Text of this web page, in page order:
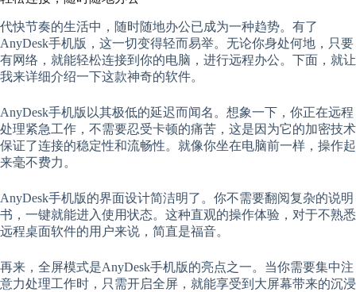
代快节奏的生活中，随时随地办公已成为一种趋势。有了
AnyDesk手机版，这一切变得轻而易举。无论你身处何地，只要
有网络，就能轻松连接到你的电脑，进行远程办公。下面，就让
我来详细介绍一下这款神奇的软件。
AnyDesk手机版以其极低的延迟而闻名。想象一下，你正在远程
处理紧急工作，不需要忍受卡顿的痛苦，这是因为它的加密技术
保证了连接的稳定性和流畅性。就像你坐在电脑前一样，操作起
来毫不费力。
AnyDesk手机版的界面设计简洁明了。你不需要翻阅复杂的说明
书，一键就能进入使用状态。这种直观的操作体验，对于不熟悉
远程桌面软件的用户来说，简直是福音。
再来，全屏模式是AnyDesk手机版的亮点之一。当你需要集中注
意力处理工作时，只需开启全屏，就能享受到大屏幕带来的沉浸